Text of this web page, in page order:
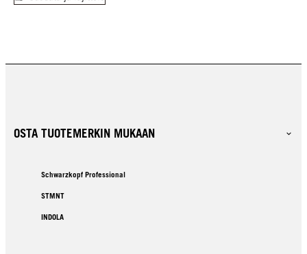
OSTA TUOTEMERKIN MUKAAN
Schwarzkopf Professional
STMNT
INDOLA